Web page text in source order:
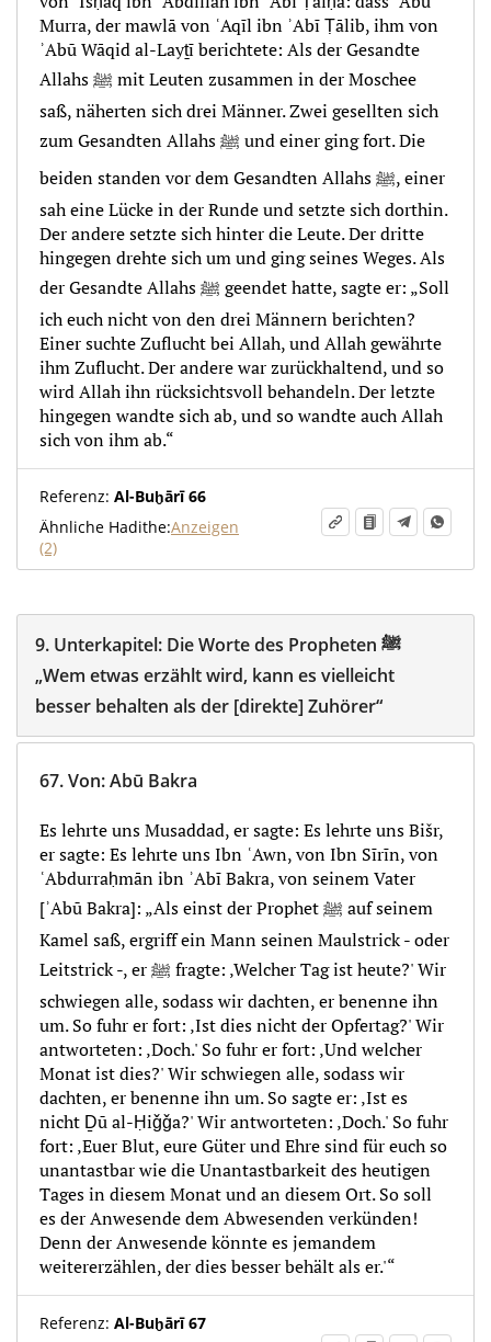
Murra, der mawlā von ʿAqīl ibn ʾAbī Ṭālib, ihm von
ʾAbū Wāqid al-Layṯī berichtete: Als der Gesandte
Allahs ﷺ mit Leuten zusammen in der Moschee
saß, näherten sich drei Männer. Zwei gesellten sich
zum Gesandten Allahs ﷺ und einer ging fort. Die
beiden standen vor dem Gesandten Allahs ﷺ, einer
sah eine Lücke in der Runde und setzte sich dorthin.
Der andere setzte sich hinter die Leute. Der dritte
hingegen drehte sich um und ging seines Weges. Als
der Gesandte Allahs ﷺ geendet hatte, sagte er: „Soll
ich euch nicht von den drei Männern berichten?
Einer suchte Zuflucht bei Allah, und Allah gewährte
ihm Zuflucht. Der andere war zurückhaltend, und so
wird Allah ihn rücksichtsvoll behandeln. Der letzte
hingegen wandte sich ab, und so wandte auch Allah
sich von ihm ab.“
Referenz: Al-Buḫārī 66
Ähnliche Hadithe:Anzeigen
(2)
9. Unterkapitel: Die Worte des Propheten ‎ﷺ
„Wem etwas erzählt wird, kann es vielleicht
besser behalten als der [direkte] Zuhörer“
67.Von:Abū Bakra
Es lehrte uns Musaddad, er sagte: Es lehrte uns Bišr,
er sagte: Es lehrte uns Ibn ʿAwn, von Ibn Sīrīn, von
ʿAbdurraḥmān ibn ʾAbī Bakra, von seinem Vater
[ʾAbū Bakra]: „Als einst der Prophet ﷺ auf seinem
Kamel saß, ergriff ein Mann seinen Maulstrick - oder
Leitstrick -, er ﷺ fragte: ‚Welcher Tag ist heute?' Wir
schwiegen alle, sodass wir dachten, er benenne ihn
um. So fuhr er fort: ‚Ist dies nicht der Opfertag?' Wir
antworteten: ‚Doch.' So fuhr er fort: ‚Und welcher
Monat ist dies?' Wir schwiegen alle, sodass wir
dachten, er benenne ihn um. So sagte er: ‚Ist es
nicht Ḏū al-Ḥiǧǧa?' Wir antworteten: ‚Doch.' So fuhr
fort: ‚Euer Blut, eure Güter und Ehre sind für euch so
unantastbar wie die Unantastbarkeit des heutigen
Tages in diesem Monat und an diesem Ort. So soll
es der Anwesende dem Abwesenden verkünden!
Denn der Anwesende könnte es jemandem
weitererzählen, der dies besser behält als er.'“
Referenz: Al-Buḫārī 67